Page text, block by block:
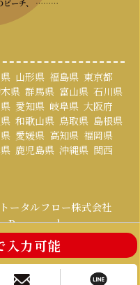
入力可能
ビーチ、 ………
山形県 福島県 東京都
県 群馬県 富山県 石川県
愛知県 岐阜県 大阪府
和歌山県 鳥取県 島根県
愛媛県 高知県 福岡県
鹿児島県 沖縄県 関西
タルフロー株式会社
Reserved.